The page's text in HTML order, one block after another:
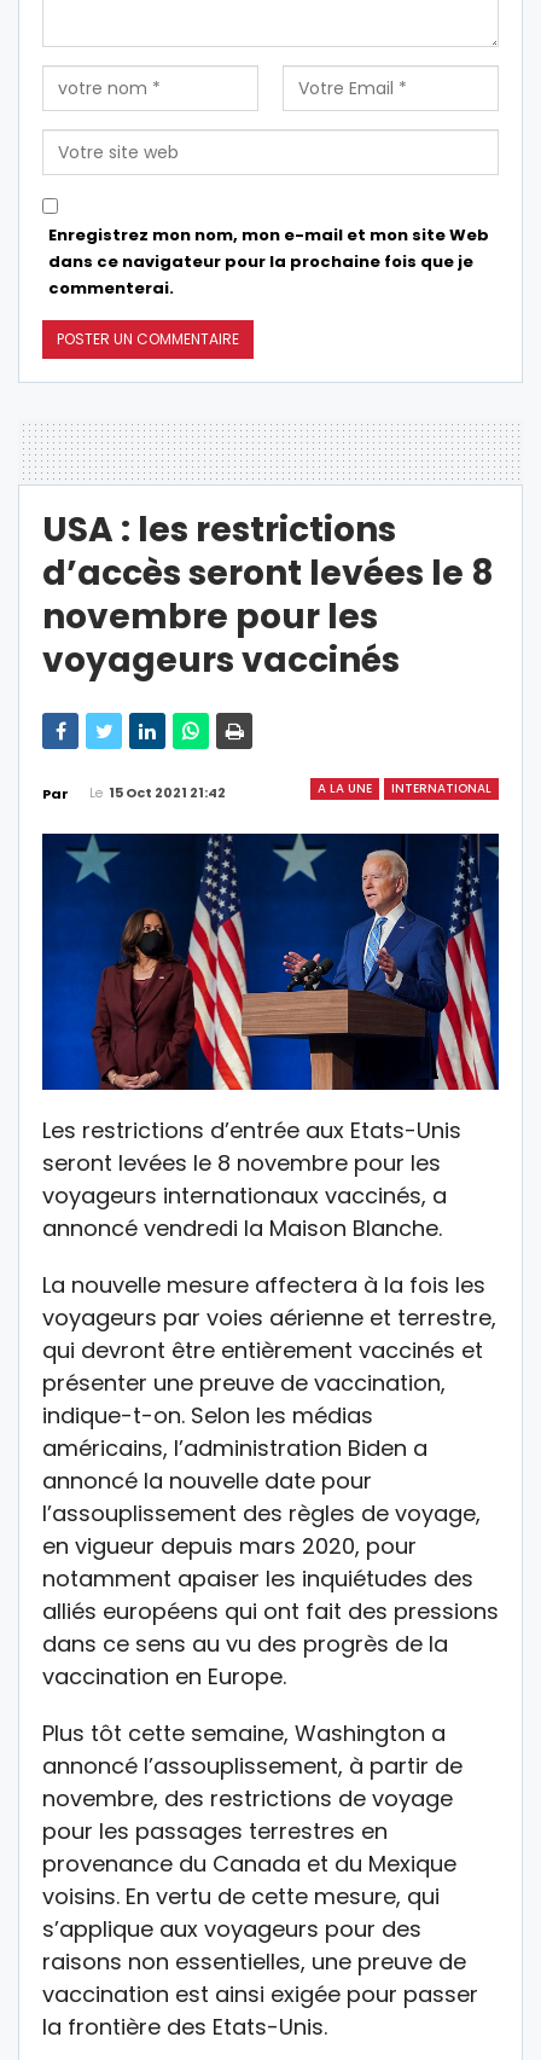
Enregistrez mon nom, mon e-mail et mon site Web
dans ce navigateur pour la prochaine fois que je
commenterai.
USA : les restrictions
d’accès seront levées le 8
novembre pour les
voyageurs vaccinés
A LA UNE INTERNATIONAL
Par Le 15 Oct 2021 21:42
Les restrictions d’entrée aux Etats-Unis
seront levées le 8 novembre pour les
voyageurs internationaux vaccinés, a
annoncé vendredi la Maison Blanche.
La nouvelle mesure affectera à la fois les
voyageurs par voies aérienne et terrestre,
qui devront être entièrement vaccinés et
présenter une preuve de vaccination,
indique-t-on. Selon les médias
américains, l’administration Biden a
annoncé la nouvelle date pour
l’assouplissement des règles de voyage,
en vigueur depuis mars 2020, pour
notamment apaiser les inquiétudes des
alliés européens qui ont fait des pressions
dans ce sens au vu des progrès de la
vaccination en Europe.
Plus tôt cette semaine, Washington a
annoncé l’assouplissement, à partir de
novembre, des restrictions de voyage
pour les passages terrestres en
provenance du Canada et du Mexique
voisins. En vertu de cette mesure, qui
s’applique aux voyageurs pour des
raisons non essentielles, une preuve de
vaccination est ainsi exigée pour passer
la frontière des Etats-Unis.